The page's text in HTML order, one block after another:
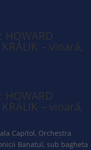
– vioară,
– vioară,
Capitol, Orchestra
Banatul, sub bagheta